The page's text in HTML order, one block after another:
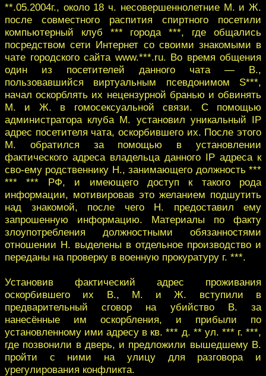
‎**.05.2004г., около 18 ч. несовершеннолетние M. и Ж.
после совместного рас‎пития спиртного посетили
компьютерный клуб *** города ***, где общались
посред‎ством сети Интернет со своими знакомыми в
чате городского сайта www.***.ru. Во ‎время общения
один из посетителей данного чата — В.,
пользовавшийся виртуаль‎ным псевдонимом S***,
начал оскорблять их нецензурной бранью и обвинять
M. и ‎Ж. в гомосексуальной связи. С помощью
администратора клуба M. установил уни‎кальный IP
адрес посетителя чата, оскорбившего их. После этого
M. обратился за ‎помощью в установлении
фактического адреса владельца данного IP адреса к
сво-‎ему родственнику Н., занимающего должность ***
*** *** РФ, и имеющего доступ к ‎такого рода
информации, мотивировав это желанием подшутить
над знакомой, по‎сле чего Н. предоставил ему
запрошенную информацию.‎ Материалы по факту
злоупотребления должностными обязанностями
отноше‎нии Н. выделены в отдельное производство и
переданы на проверку в военную про‎куратуру г. ***.‎
Установив фактический адрес проживания
оскорбившего их В., M. и Ж. всту‎пили в
предварительный сговор на убийство В. за
нанесённые им оскорбления, и ‎прибыли по
установленному ими адресу в кв. *** д. ** ул. *** г. ***,
где позвонили в ‎дверь, и предложили вышедшему В.
пройти с ними на улицу для разговора и
урегу‎лирования конфликта.‎